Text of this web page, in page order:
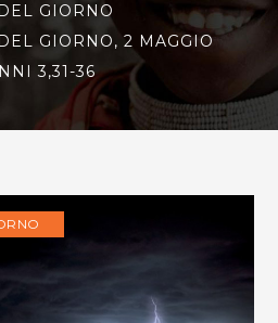
GIORNO
GIORNO, 2 MAGGIO
3,31-36